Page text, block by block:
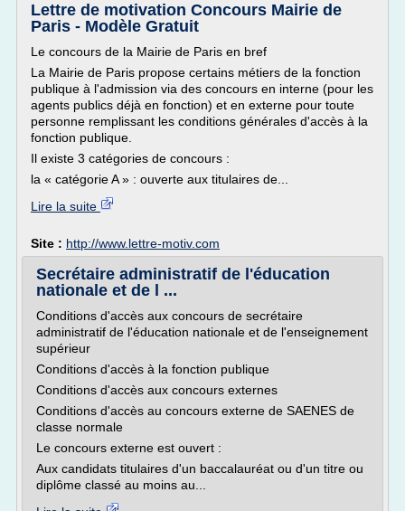
Lettre de motivation Concours Mairie de
Paris - Modèle Gratuit
Le concours de la Mairie de Paris en bref
La Mairie de Paris propose certains métiers de la fonction
publique à l'admission via des concours en interne (pour les
agents publics déjà en fonction) et en externe pour toute
personne remplissant les conditions générales d'accès à la
fonction publique.
Il existe 3 catégories de concours :
la « catégorie A » : ouverte aux titulaires de...
Lire la suite
Site : http://www.lettre-motiv.com
Secrétaire administratif de l'éducation
nationale et de l ...
Conditions d'accès aux concours de secrétaire
administratif de l'éducation nationale et de l'enseignement
supérieur
Conditions d'accès à la fonction publique
Conditions d'accès aux concours externes
Conditions d'accès au concours externe de SAENES de
classe normale
Le concours externe est ouvert :
Aux candidats titulaires d'un baccalauréat ou d'un titre ou
diplôme classé au moins au...